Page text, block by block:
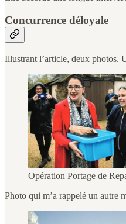
Concurrence déloyale
Illustrant l’article, deux photos.
Opération Portage de
Photo qui m’a rappelé un autre